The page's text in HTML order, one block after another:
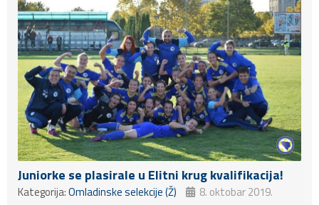
Juniorke se plasirale u Elitni krug kvalifikacija!
Kategorija:Omladinske selekcije (Ž)
8. oktobar 2019.